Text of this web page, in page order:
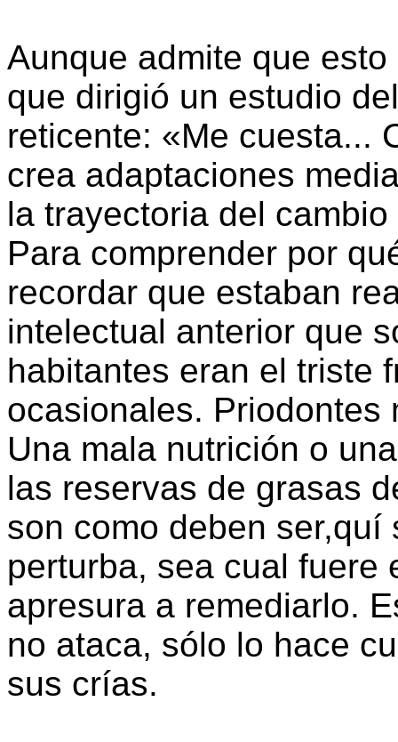
Aunque admite que
que dirigió un estudio
reticente: «Me cuesta...
crea adaptaciones
la trayectoria del
Para comprender por
recordar que estaban
intelectual anterior que
habitantes eran el triste
ocasionales. Priodontes
Una mala nutrición o
las reservas de grasas
son como deben
perturba, sea cual fuere
apresura a remediarlo.
no ataca, sólo lo hace
sus crías.